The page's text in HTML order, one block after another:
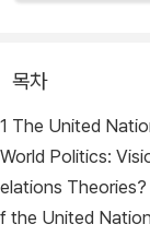
목차
1 The United
World Politics:
elations
f the United